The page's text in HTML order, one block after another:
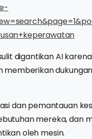
digantikan AI
dan pemantauan
mereka, dan
oleh mesin.